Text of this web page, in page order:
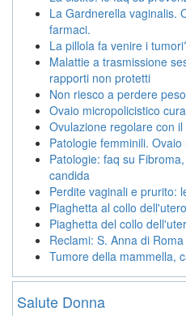
La Gardnerella vaginalis.
farmaci.
La pillola fa venire i
Malattie a trasmissione
rapporti non protetti
Non riesco a perdere peso
Ovaio micropolicistico
Ovulazione regolare con
Patologie femminili.
Patologie: faq su
candida
Perdite vaginali e prurito:
Piaghetta al collo
Piaghetta del collo
Reclami: S. Anna di
Tumore della mammella,
Salute Donna